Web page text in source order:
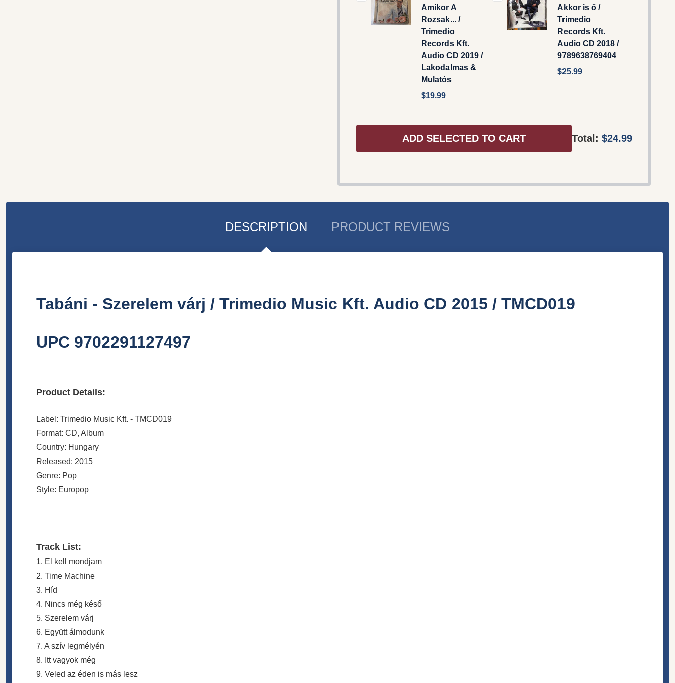
Amikor A
Rozsak... /
Trimedio
Records Kft.
Audio CD 2019 /
Lakodalmas &
Mulatós
$19.99
Akkor is ő /
Trimedio
Records Kft.
Audio CD 2018 /
9789638769404
$25.99
ADD SELECTED TO CART Total: $24.99
DESCRIPTION PRODUCT REVIEWS
Tabáni - Szerelem várj / Trimedio Music Kft. Audio CD 2015 / TMCD019
UPC 9702291127497
Product Details:
Label: Trimedio Music Kft. - TMCD019
Format: CD, Album
Country: Hungary
Released: 2015
Genre: Pop
Style: Europop
Track List:
1. El kell mondjam
2. Time Machine
3. Híd
4. Nincs még késő
5. Szerelem várj
6. Együtt álmodunk
7. A szív legmélyén
8. Itt vagyok még
9. Veled az éden is más lesz